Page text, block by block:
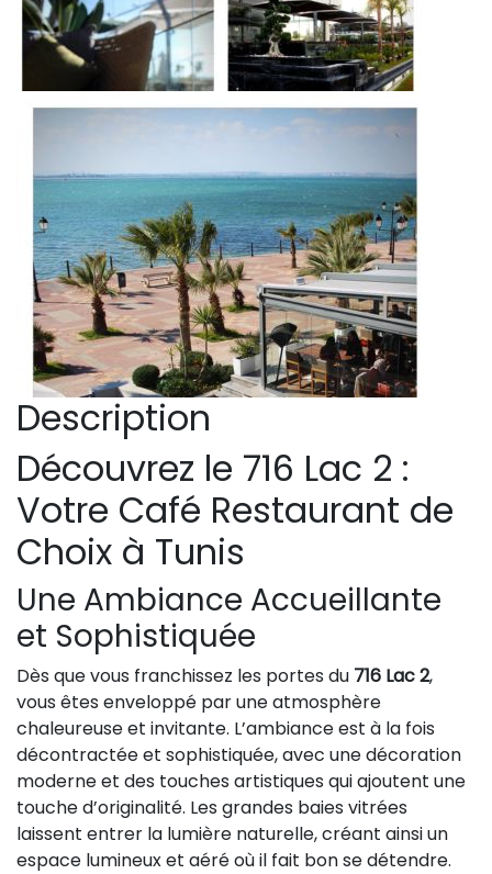
Description
Découvrez le 716 Lac 2 :
Votre Café Restaurant de
Choix à Tunis
Une Ambiance Accueillante
et Sophistiquée
Dès que vous franchissez les portes du 716 Lac 2,
vous êtes enveloppé par une atmosphère
chaleureuse et invitante. L’ambiance est à la fois
décontractée et sophistiquée, avec une décoration
moderne et des touches artistiques qui ajoutent une
touche d’originalité. Les grandes baies vitrées
laissent entrer la lumière naturelle, créant ainsi un
espace lumineux et aéré où il fait bon se détendre.